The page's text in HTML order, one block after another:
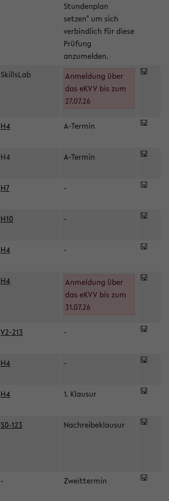
Stundenplan
setzen" um sich
verbindlich für diese
Prüfung
anzumelden.
SkillsLab
Anmeldung über
das eKVV bis zum
27.07.26
H4 A-Termin
H4 A-Termin
H7 -
H10 -
H4 -
H4
Anmeldung über
das eKVV bis zum
31.07.26
V2-213 -
H4 -
H4 1. Klausur
S0-123 Nachreibeklausur
- Zweittermin